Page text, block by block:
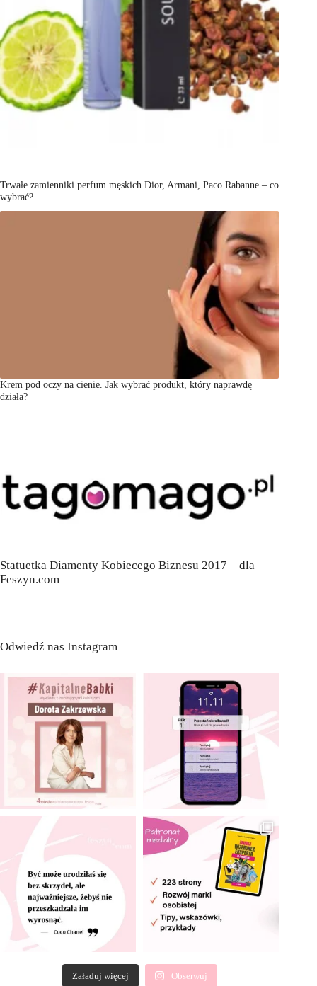
Trwałe zamienniki perfum męskich Dior, Armani, Paco Rabanne – co
wybrać?
Krem pod oczy na cienie. Jak wybrać produkt, który naprawdę
działa?
Statuetka Diamenty Kobiecego Biznesu 2017 – dla
Feszyn.com
Odwiedź nas Instagram
Załaduj więcej Obserwuj